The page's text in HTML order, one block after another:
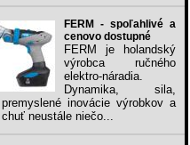
FERM - spoľahlivé a
cenovo dostupné
FERM je holandský
výrobca ručného
elektro-náradia.
Dynamika, sila,
premyslené inovácie výrobkov a
chuť neustále niečo...